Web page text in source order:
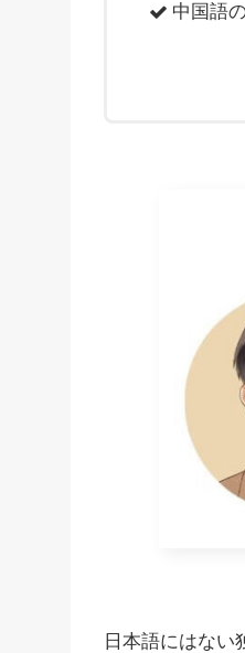
中国語
日本語にはない